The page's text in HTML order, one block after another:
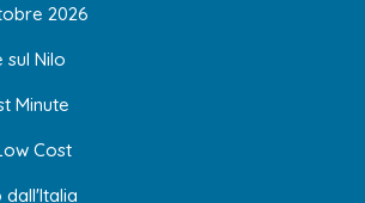
2026
Nilo
Minute
Cost
dall'Italia